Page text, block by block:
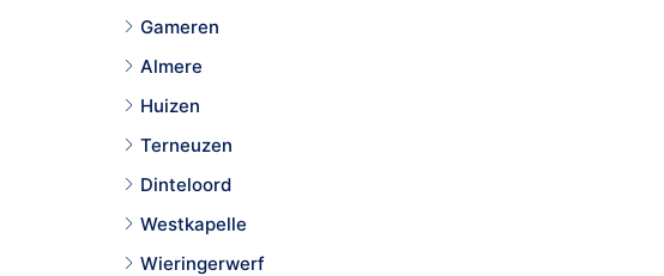
Gameren
Almere
Huizen
Terneuzen
Dinteloord
Westkapelle
Wieringerwerf